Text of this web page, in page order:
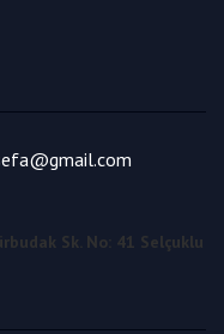
Sk. No: 41 Selçuklu